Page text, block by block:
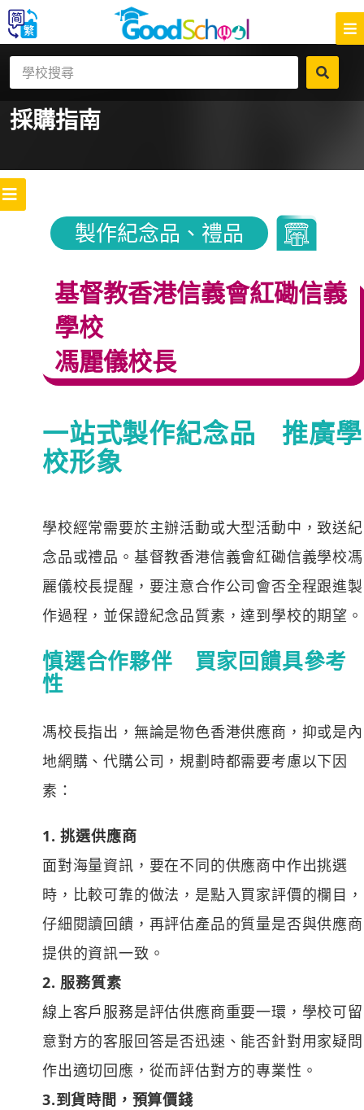
採購指南
製作紀念品、禮品
基督教香港信義會紅磡信義
學校
馮麗儀校長
一站式製作紀念品 推廣學
校形象
學校經常需要於主辦活動或大型活動中，致送紀
念品或禮品。基督教香港信義會紅磡信義學校馮
麗儀校長提醒，要注意合作公司會否全程跟進製
作過程，並保證紀念品質素，達到學校的期望。
慎選合作夥伴 買家回饋具參考
性
馮校長指出，無論是物色香港供應商，抑或是內
地網購、代購公司，規劃時都需要考慮以下因
素：
1. 挑選供應商
面對海量資訊，要在不同的供應商中作出挑選
時，比較可靠的做法，是點入買家評價的欄目，
仔細閱讀回饋，再評估產品的質量是否與供應商
提供的資訊一致。
2. 服務質素
線上客戶服務是評估供應商重要一環，學校可留
意對方的客服回答是否迅速、能否針對用家疑問
作出適切回應，從而評估對方的專業性。
3.到貨時間，預算價錢